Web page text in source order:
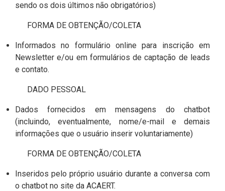
sendo os dois últimos não obrigatórios)
FORMA DE OBTENÇÃO/COLETA
Informados no formulário online para inscrição em
Newsletter e/ou em formulários de captação de leads
e contato.
DADO PESSOAL
Dados fornecidos em mensagens do chatbot
(incluindo, eventualmente, nome/e-mail e demais
informações que o usuário inserir voluntariamente)
FORMA DE OBTENÇÃO/COLETA
Inseridos pelo próprio usuário durante a conversa com
o chatbot no site da ACAERT.